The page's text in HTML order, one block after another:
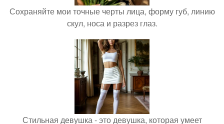
Сохраняйте мои точные черты лица, форму губ, линию
скул, носа и разрез глаз.
Стильная девушка - это девушка, которая умеет